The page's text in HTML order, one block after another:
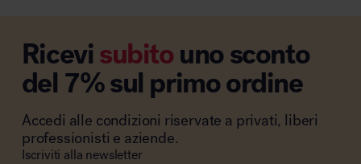
Ricevisubitouno sconto
del 7% sul primo ordine
Accedi alle condizioni riservate a privati, liberi
professionisti e aziende.
Iscriviti alla newsletter